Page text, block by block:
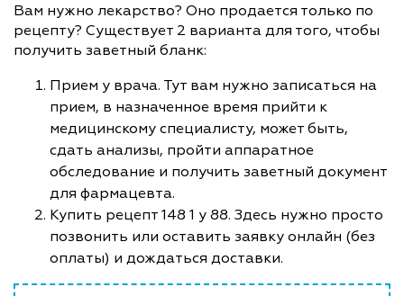
Вам нужно лекарство? Оно продается только по
рецепту? Существует 2 варианта для того, чтобы
получить заветный бланк:
Прием у врача. Тут вам нужно записаться на
прием, в назначенное время прийти к
медицинскому специалисту, может быть,
сдать анализы, пройти аппаратное
обследование и получить заветный документ
для фармацевта.
Купить рецепт 148 1 у 88. Здесь нужно просто
позвонить или оставить заявку онлайн (без
оплаты) и дождаться доставки.